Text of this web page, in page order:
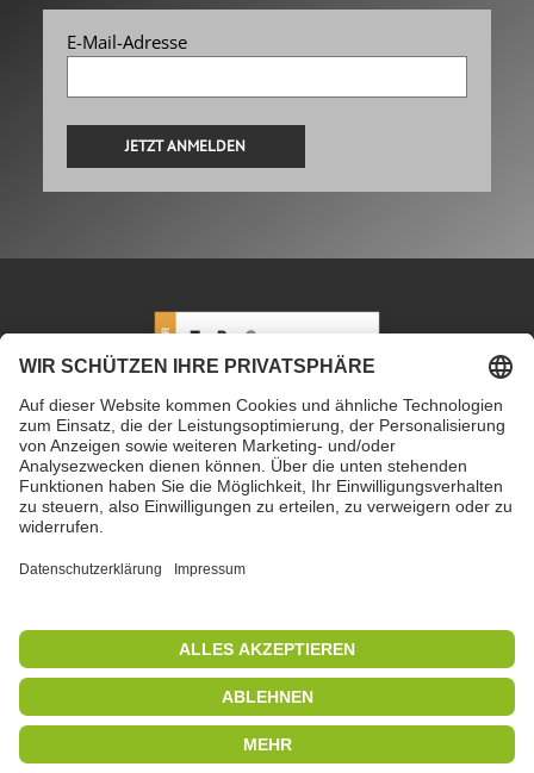
E-Mail-Adresse
PETEC Verbindungstechnik GmbH | Wüstenbuch 26
96132 Schlüsselfeld | Deutschland | +49 9555 80994
0 | info@petec.de
Copyright 2019 | PETEC Verbindungstechnik GmbH
Alle Rechte vorbehalten | Impressum | Datenschutz